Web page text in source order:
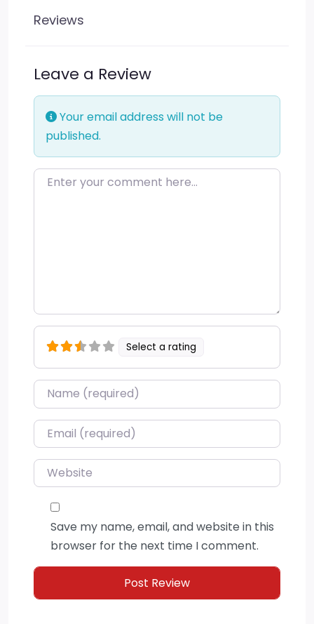
Reviews
Leave a Review
Your email address will not be
published.
Enter your comment here…
Select a rating
Name*
Email*
Website
Save my name, email, and website in this
browser for the next time I comment.